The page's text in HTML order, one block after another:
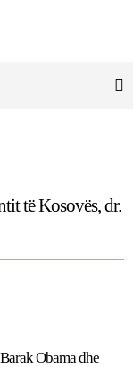
të Kosovës, dr.
Obama dhe